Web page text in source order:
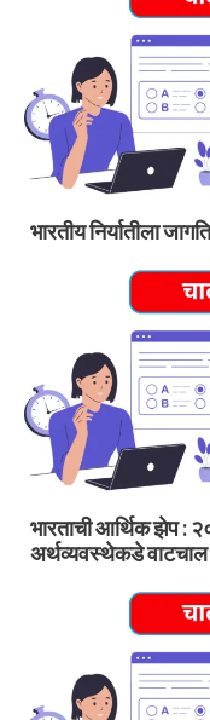
भारतीय निर्यातीला
भारताची आर्थिक झेप :
अर्थव्यवस्थेकडे वाटचाल